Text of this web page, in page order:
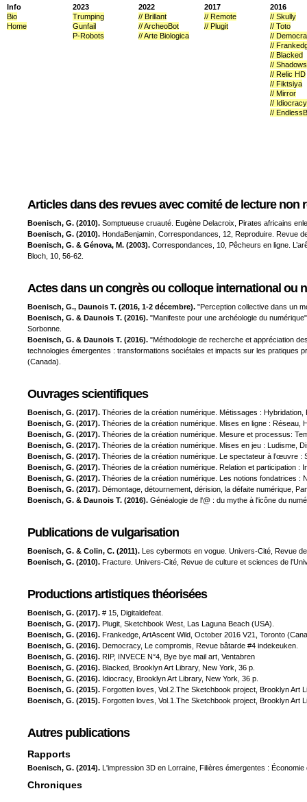
Info
Bio
Home
2023
Trumping
Gunfail
P-Robots
2022
// Brillant
// ArcheoBot
// Arte Biologica
2017
// Remote
// Plugit
2016
// Skully
// Toto
//
//
// Blacked
// Shadows
// Relic HD
// Fiktsiya
// Mirror
// Idiocracy
//
Articles dans des revues avec comité de lecture
Boenisch, G. (2010). Somptueuse cruauté. Eugène Delacroix, Pirates africains
Boenisch, G. (2010). HondaBenjamin, Correspondances, 12, Reproduire. Revue
Boenisch, G. & Génova, M. (2003). Correspondances, 10, Pêcheurs en ligne.
Bloch, 10, 56-62.
Actes dans un congrès ou colloque international ou
Boenisch, G., Daunois T. (2016, 1-2 décembre). "Perception collective dans un
Boenisch, G. & Daunois T. (2016). "Manifeste pour une archéologie du
Sorbonne.
Boenisch, G. & Daunois T. (2016). "Méthodologie de recherche et appréciation
technologies émergentes : transformations sociétales et impacts sur les pratiques
(Canada).
Ouvrages scientifiques
Boenisch, G. (2017). Théories de la création numérique. Métissages :
Boenisch, G. (2017). Théories de la création numérique. Mises en ligne : Réseau,
Boenisch, G. (2017). Théories de la création numérique. Mesure et processus:
Boenisch, G. (2017). Théories de la création numérique. Mises en jeu : Ludisme,
Boenisch, G. (2017). Théories de la création numérique. Le spectateur à l’œuvre :
Boenisch, G. (2017). Théories de la création numérique. Relation et participation :
Boenisch, G. (2017). Théories de la création numérique. Les notions fondatrices :
Boenisch, G. (2017). Démontage, détournement, dérision, la défaite numérique,
Boenisch, G. & Daunois T. (2016). Généalogie de l'@ : du mythe à l'icône du
Publications de vulgarisation
Boenisch, G. & Colin, C. (2011). Les cybermots en vogue. Univers-Cité, Revue
Boenisch, G. (2010). Fracture. Univers-Cité, Revue de culture et sciences de
Productions artistiques théorisées
Boenisch, G. (2017). # 15, Digitaldefeat.
Boenisch, G. (2017). Plugit, Sketchbook West, Las Laguna Beach (USA).
Boenisch, G. (2016). Frankedge, ArtAscent Wild, October 2016 V21, Toronto
Boenisch, G. (2016). Democracy, Le compromis, Revue bâtarde #4 indekeuken.
Boenisch, G. (2016). RIP, INVECE N°4, Bye bye mail art, Ventabren
Boenisch, G. (2016). Blacked, Brooklyn Art Library, New York, 36 p.
Boenisch, G. (2016). Idiocracy, Brooklyn Art Library, New York, 36 p.
Boenisch, G. (2015). Forgotten loves, Vol.2.The Sketchbook project, Brooklyn Art
Boenisch, G. (2015). Forgotten loves, Vol.1.The Sketchbook project, Brooklyn Art
Autres publications
Rapports
Boenisch, G. (2014). L'impression 3D en Lorraine, Filières émergentes :
Chroniques